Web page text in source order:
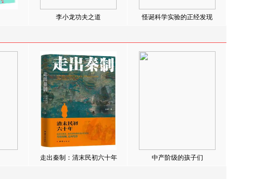
李小龙功夫之道 怪诞科学实验的正经发现
走出秦制：清末民初六十年 中产阶级的孩子们